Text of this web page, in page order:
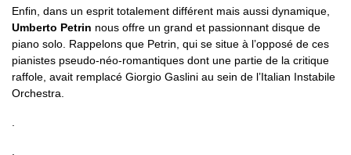
Enfin, dans un esprit totalement différent mais aussi dynamique,
Umberto Petrin nous offre un grand et passionnant disque de
piano solo. Rappelons que Petrin, qui se situe à l’opposé de ces
pianistes pseudo-néo-romantiques dont une partie de la critique
raffole, avait remplacé Giorgio Gaslini au sein de l’Italian Instabile
Orchestra.